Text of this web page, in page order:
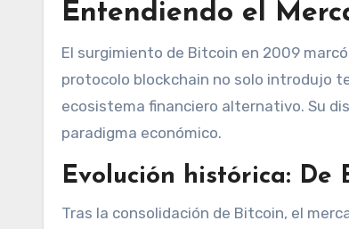
Entendiendo el
El surgimiento de Bitcoin en 2009
protocolo blockchain no solo introdujo
ecosistema financiero alternativo. Su
paradigma económico.
Evolución histórica: De
Tras la consolidación de Bitcoin, el